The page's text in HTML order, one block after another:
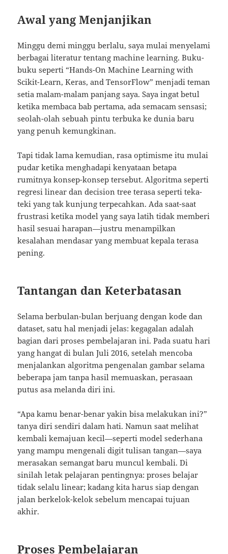
Awal yang Menjanjikan
Minggu demi minggu berlalu, saya mulai menyelami
berbagai literatur tentang machine learning. Buku-
buku seperti “Hands-On Machine Learning with
Scikit-Learn, Keras, and TensorFlow” menjadi teman
setia malam-malam panjang saya. Saya ingat betul
ketika membaca bab pertama, ada semacam sensasi;
seolah-olah sebuah pintu terbuka ke dunia baru
yang penuh kemungkinan.
Tapi tidak lama kemudian, rasa optimisme itu mulai
pudar ketika menghadapi kenyataan betapa
rumitnya konsep-konsep tersebut. Algoritma seperti
regresi linear dan decision tree terasa seperti teka-
teki yang tak kunjung terpecahkan. Ada saat-saat
frustrasi ketika model yang saya latih tidak memberi
hasil sesuai harapan—justru menampilkan
kesalahan mendasar yang membuat kepala terasa
pening.
Tantangan dan Keterbatasan
Selama berbulan-bulan berjuang dengan kode dan
dataset, satu hal menjadi jelas: kegagalan adalah
bagian dari proses pembelajaran ini. Pada suatu hari
yang hangat di bulan Juli 2016, setelah mencoba
menjalankan algoritma pengenalan gambar selama
beberapa jam tanpa hasil memuaskan, perasaan
putus asa melanda diri ini.
“Apa kamu benar-benar yakin bisa melakukan ini?”
tanya diri sendiri dalam hati. Namun saat melihat
kembali kemajuan kecil—seperti model sederhana
yang mampu mengenali digit tulisan tangan—saya
merasakan semangat baru muncul kembali. Di
sinilah letak pelajaran pentingnya: proses belajar
tidak selalu linear; kadang kita harus siap dengan
jalan berkelok-kelok sebelum mencapai tujuan
akhir.
Proses Pembelajaran